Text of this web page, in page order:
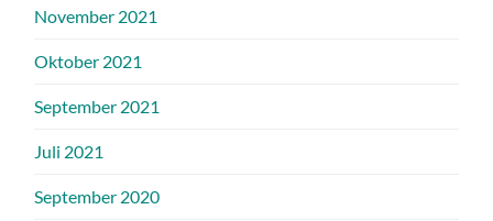
November 2021
Oktober 2021
September 2021
Juli 2021
September 2020